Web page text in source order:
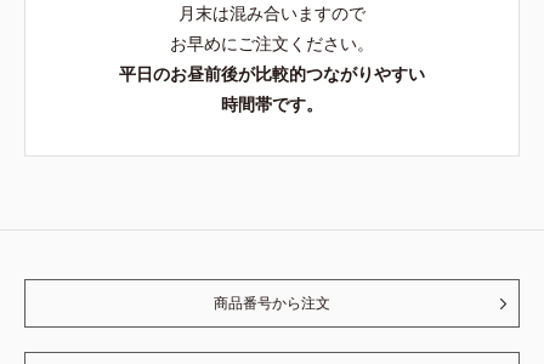
月末は混み合いますので
お早めにご注文ください。
平日のお昼前後が比較的つながりやすい
時間帯です。
商品番号から注文